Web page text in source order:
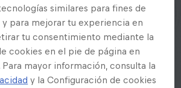
similares para fines de
para mejorar tu experiencia en
tu consentimiento mediante la
cookies en el pie de página en
mayor información, consulta la
y la Configuración de cookies